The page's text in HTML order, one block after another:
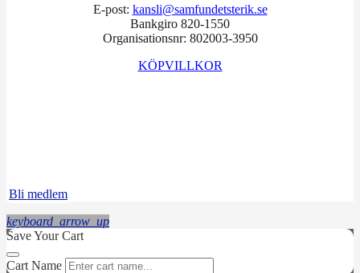
E-post: kansli@samfundetsterik.se
Bankgiro 820-1550
Organisationsnr: 802003-3950
KÖPVILLKOR
Bli medlem
keyboard_arrow_up
Save Your Cart
Cart Name